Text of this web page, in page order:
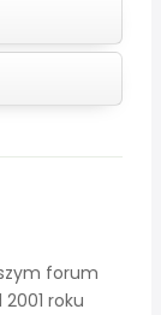
forum
roku